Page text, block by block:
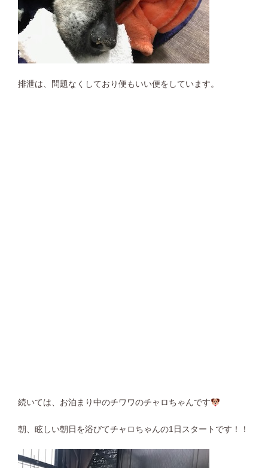
排泄は、問題なくしており便もいい便をしています。
続いては、お泊まり中のチワワのチャロちゃんです
朝、眩しい朝日を浴びてチャロちゃんの1日スタートです！！